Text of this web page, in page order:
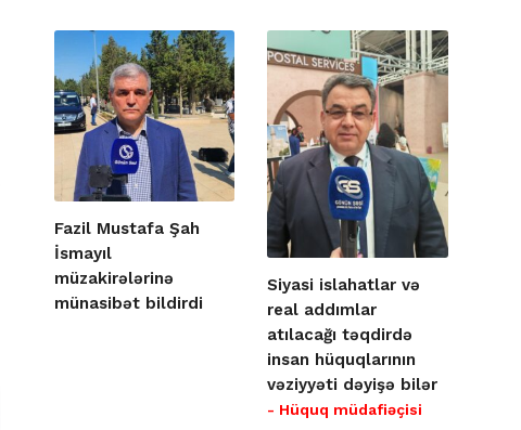
Fazil Mustafa Şah
İsmayıl
müzakirələrinə
münasibət bildirdi
Siyasi islahatlar və
real addımlar
atılacağı təqdirdə
insan hüquqlarının
vəziyyəti dəyişə bilər
- Hüquq müdafiəçisi